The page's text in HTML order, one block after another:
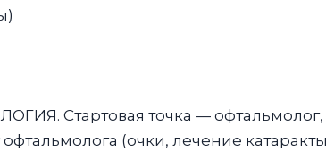
Стартовая точка —
(очки, лечение катаракты